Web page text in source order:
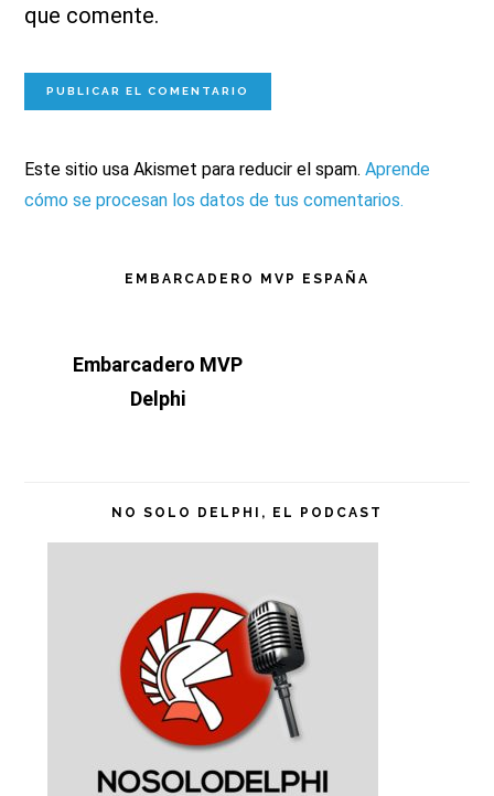
que comente.
Este sitio usa Akismet para reducir el spam.Aprende
cómo se procesan los datos de tus comentarios.
Barra
principal
EMBARCADERO MVP ESPAÑA
Embarcadero MVP
Delphi
NO SOLO DELPHI, EL PODCAST